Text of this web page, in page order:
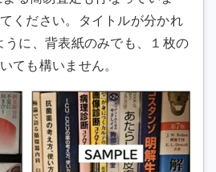
ください。タイトルが分かれ
うに、背表紙のみでも、１枚の
ても構いません。